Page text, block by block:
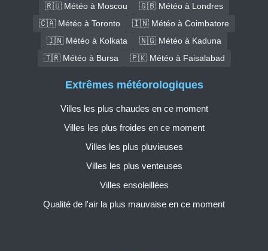
🇷🇺 Météo à Moscou
🇬🇧 Météo à Londres
🇨🇦 Météo à Toronto
🇮🇳 Météo à Coimbatore
🇮🇳 Météo à Kolkata
🇳🇬 Météo à Kaduna
🇹🇷 Météo à Bursa
🇵🇰 Météo à Faisalabad
Extrêmes météorologiques
Villes les plus chaudes en ce moment
Villes les plus froides en ce moment
Villes les plus pluvieuses
Villes les plus venteuses
Villes ensoleillées
Qualité de l'air la plus mauvaise en ce moment